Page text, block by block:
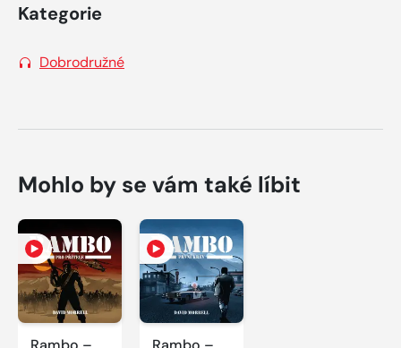
Kategorie
Dobrodružné
Mohlo by se vám také líbit